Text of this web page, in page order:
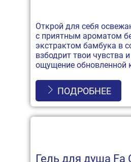
Открой для себя
с приятным ароматом
экстрактом бамбука в
взбодрит твои чувства
ощущение обновленной
ПОДРОБНЕЕ
Гель для душа Fa